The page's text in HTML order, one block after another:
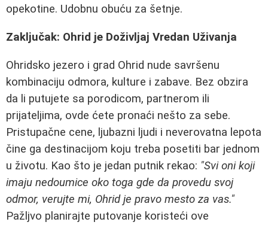
opekotine. Udobnu obuću za šetnje.
Zaključak: Ohrid je Doživljaj Vredan Uživanja
Ohridsko jezero i grad Ohrid nude savršenu
kombinaciju odmora, kulture i zabave. Bez obzira
da li putujete sa porodicom, partnerom ili
prijateljima, ovde ćete pronaći nešto za sebe.
Pristupačne cene, ljubazni ljudi i neverovatna lepota
čine ga destinacijom koju treba posetiti bar jednom
u životu. Kao što je jedan putnik rekao: "Svi oni koji
imaju nedoumice oko toga gde da provedu svoj
odmor, verujte mi, Ohrid je pravo mesto za vas."
Pažljvo planirajte putovanje koristeći ove